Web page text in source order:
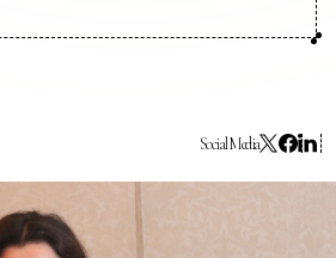
Social Media